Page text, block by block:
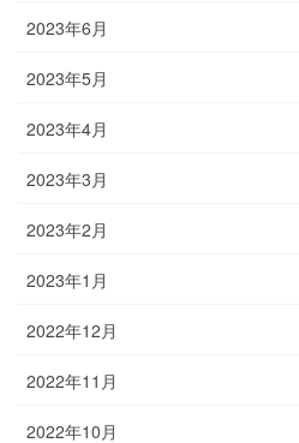
2023年6月
2023年5月
2023年4月
2023年3月
2023年2月
2023年1月
2022年12月
2022年11月
2022年10月